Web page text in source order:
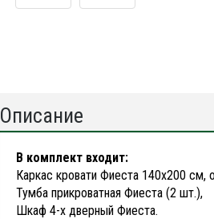
Описание
В комплект входит:
Каркас кровати Фиеста 140х200
Тумба прикроватная Фиеста (2 шт.),
Шкаф 4-х дверный Фиеста.